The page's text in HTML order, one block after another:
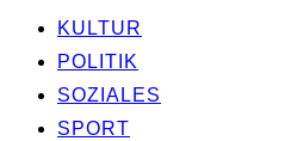
KUL­TUR
POLI­TIK
SOZIA­LES
SPORT